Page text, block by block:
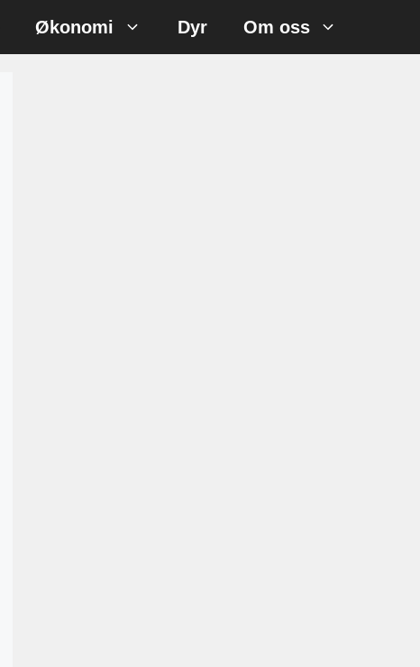
Økonomi Dyr Om oss